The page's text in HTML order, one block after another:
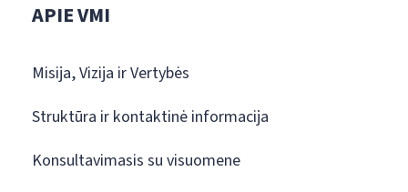
APIE VMI
Misija, Vizija ir Vertybės
Struktūra ir kontaktinė informacija
Konsultavimasis su visuomene